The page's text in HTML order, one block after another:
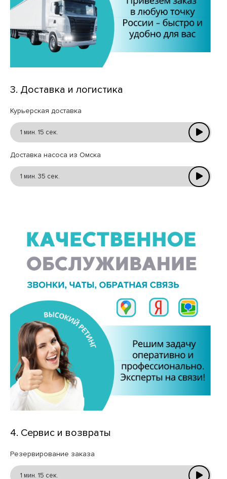
3. Доставка и логистика
Курьерская доставка
1 мин. 15 сек.
Доставка насоса из Омска
1 мин. 35 сек.
4. Сервис и возвраты
Резервирование заказа
1 мин. 15 сек.